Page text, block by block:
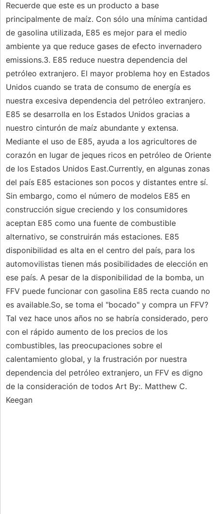
Recuerde que este es un producto a base
principalmente de maíz. Con sólo una mínima cantidad
de gasolina utilizada, E85 es mejor para el medio
ambiente ya que reduce gases de efecto invernadero
emissions.3. E85 reduce nuestra dependencia del
petróleo extranjero. El mayor problema hoy en Estados
Unidos cuando se trata de consumo de energía es
nuestra excesiva dependencia del petróleo extranjero.
E85 se desarrolla en los Estados Unidos gracias a
nuestro cinturón de maíz abundante y extensa.
Mediante el uso de E85, ayuda a los agricultores de
corazón en lugar de jeques ricos en petróleo de Oriente
de los Estados Unidos East.Currently, en algunas zonas
del país E85 estaciones son pocos y distantes entre sí.
Sin embargo, como el número de modelos E85 en
construcción sigue creciendo y los consumidores
aceptan E85 como una fuente de combustible
alternativo, se construirán más estaciones. E85
disponibilidad es alta en el centro del país, para los
automovilistas tienen más posibilidades de elección en
ese país. A pesar de la disponibilidad de la bomba, un
FFV puede funcionar con gasolina E85 recta cuando no
es available.So, se toma el "bocado" y compra un FFV?
Tal vez hace unos años no se habría considerado, pero
con el rápido aumento de los precios de los
combustibles, las preocupaciones sobre el
calentamiento global, y la frustración por nuestra
dependencia del petróleo extranjero, un FFV es digno
de la consideración de todos Art By:. Matthew C.
Keegan